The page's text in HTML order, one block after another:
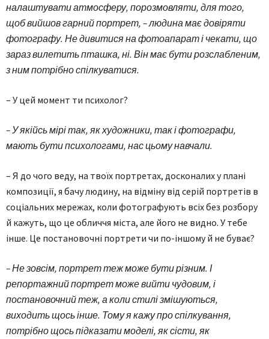
налаштувати атмосферу, порозмовляти, для того,
щоб вийшов гарний портрет, – людина має довіряти
фотографу. Не дивитися на фотоапарат і чекати, що
зараз вилетить пташка, ні. Він має бути розслабленим,
з ним потрібно спілкуватися.
– У цей момент ти психолог?
– У якійсь мірі так, як художники, так і фотографи,
мають бути психологами, нас цьому навчали.
– Я до чого веду, на твоїх портретах, досконалих у плані
композиції, я бачу людину, на відміну від серій портретів в
соціальних мережах, коли фотографують всіх без розбору
й кажуть, що це обличчя міста, але його не видно. У тебе
інше. Це постановочні портрети чи по-іншому й не буває?
– Не зовсім, портрет теж може бути різним. І
репортажний портрет може вийти чудовим, і
постановочний теж, а коли стилі змішуються,
виходить щось інше. Тому я кажу про спілкування,
потрібно щось підказати моделі, як сісти, як